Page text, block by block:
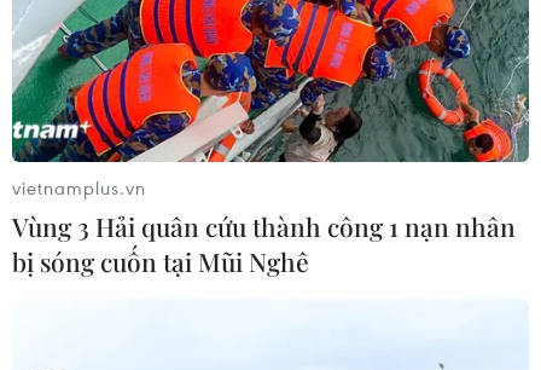
vietnamplus.vn
Vùng 3 Hải quân cứu thành công 1 nạn nhân
bị sóng cuốn tại Mũi Nghê